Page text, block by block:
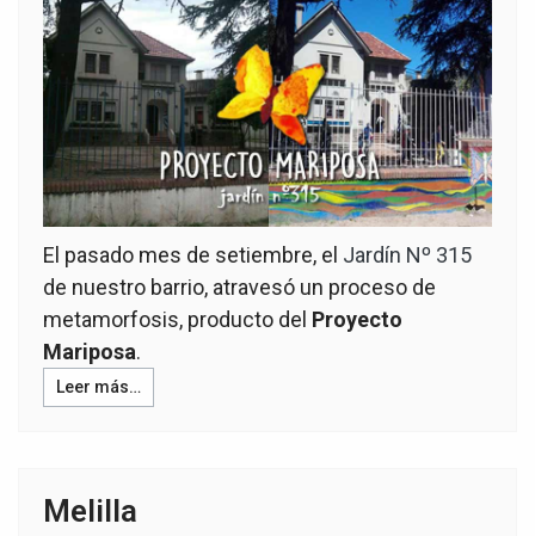
El pasado mes de setiembre, el Jardín Nº 315
de nuestro barrio, atravesó un proceso de
metamorfosis, producto del Proyecto
Mariposa.
Leer más…
Melilla